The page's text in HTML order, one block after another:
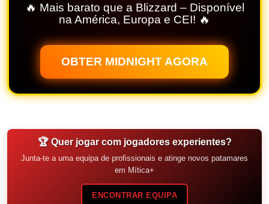
🔥 Mais barato que a Blizzard – Disponível
na América, Europa e CEI! 🔥
OBTER MIDNIGHT AGORA
🏆 Quer jogar com jogadores experientes?
Junta-te a uma equipa de profissionais e atinge novos patamares
em Mítica+
ENCONTRAR EQUIPA